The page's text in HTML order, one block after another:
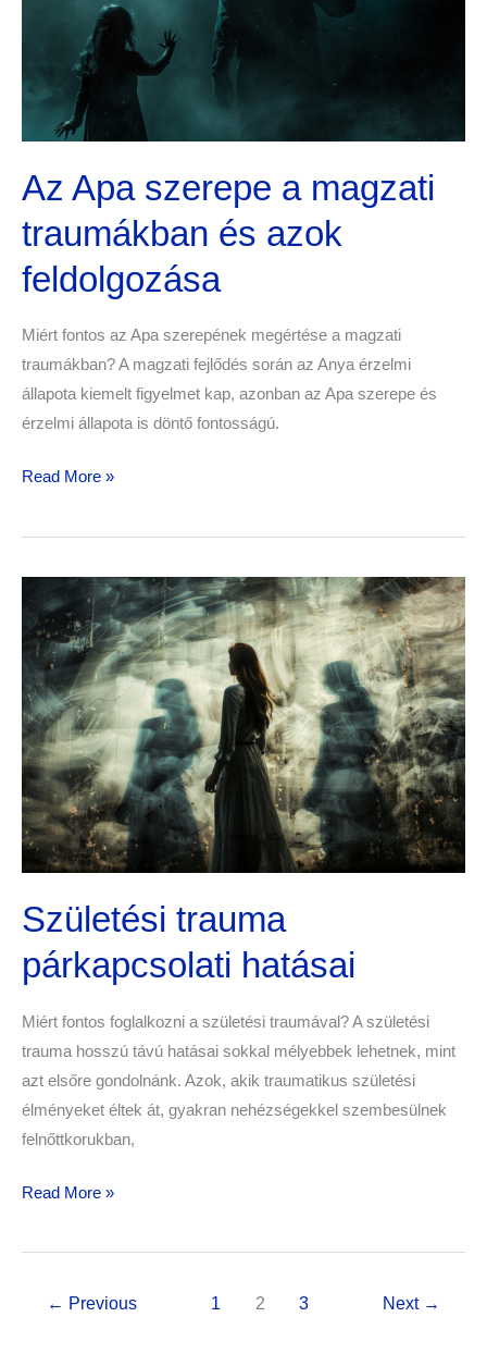
Az Apa szerepe a magzati
traumákban és azok
feldolgozása
Miért fontos az Apa szerepének megértése a magzati
traumákban? A magzati fejlődés során az Anya érzelmi
állapota kiemelt figyelmet kap, azonban az Apa szerepe és
érzelmi állapota is döntő fontosságú.
traumákban
feldolgozása
Read More »
Születési trauma
párkapcsolati hatásai
Miért fontos foglalkozni a születési traumával? A születési
trauma hosszú távú hatásai sokkal mélyebbek lehetnek, mint
azt elsőre gondolnánk. Azok, akik traumatikus születési
élményeket éltek át, gyakran nehézségekkel szembesülnek
felnőttkorukban,
Születési
trauma
párkapcsolati
hatásai
Read More »
← Previous 1 2 3 Next →